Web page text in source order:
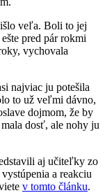
veľa. Boli to jej
pred pár rokmi
vychovala
najviac ju potešila
to už veľmi dávno,
dojmom, že by
mala dosť, ale nohy ju
aj učiteľky zo
a reakciu
v tomto článku.